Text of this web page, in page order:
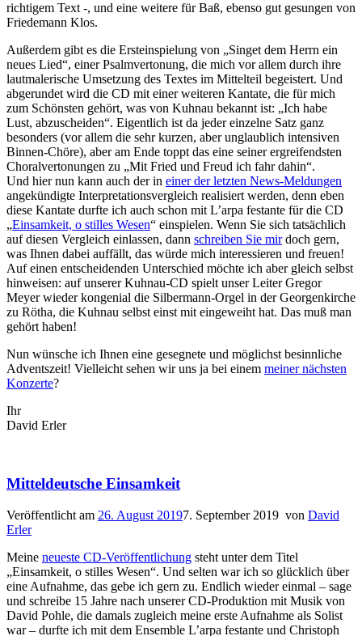
richtigem Text -, und eine weitere für Baß, ebenso gut gesungen von
Friedemann Klos.
Außerdem gibt es die Ersteinspielung von „Singet dem Herrn ein
neues Lied“, einer Psalmvertonung, die mich vor allem durch ihre
lautmalerische Umsetzung des Textes im Mittelteil begeistert. Und
abgerundet wird die CD mit einer weiteren Kantate, die für mich
zum Schönsten gehört, was von Kuhnau bekannt ist: „Ich habe
Lust, abzuscheiden“. Eigentlich ist da jeder einzelne Satz ganz
besonders (vor allem die sehr kurzen, aber unglaublich intensiven
Binnen-Chöre), aber am Ende toppt das eine seiner ergreifendsten
Choralvertonungen zu „Mit Fried und Freud ich fahr dahin“.
Und hier nun kann auch der in einer der letzten News-Meldungen
angekündigte Interpretationsvergleich realisiert werden, denn eben
diese Kantate durfte ich auch schon mit L’arpa festante für die CD
„Einsamkeit, o stilles Wesen“ einspielen. Wenn Sie sich tatsächlich
auf diesen Vergleich einlassen, dann schreiben Sie mirdoch gern,
was Ihnen dabei auffällt, das würde mich interessieren und freuen!
Auf einen entscheidenden Unterschied möchte ich aber gleich selbst
hinweisen: auf unserer Kuhnau-CD spielt unser Leiter Gregor
Meyer wieder kongenial die Silbermann-Orgel in der Georgenkirche
zu Rötha, die Kuhnau selbst einst mit eingeweiht hat. Das muß man
gehört haben!
Nun wünsche ich Ihnen eine gesegnete und möglichst besinnliche
Adventszeit! Vielleicht sehen wir uns ja bei einem meiner nächsten
Konzerte?
Ihr
David Erler
Mitteldeutsche Einsamkeit
Veröffentlicht am 26. August 20197. September 2019 von David
Erler
Meine neueste CD-Veröffentlichung steht unter dem Titel
„Einsamkeit, o stilles Wesen“. Und selten war ich so glücklich über
eine Aufnahme, das gebe ich gern zu. Endlich wieder einmal – sage
und schreibe 15 Jahre nach unserer CD-Produktion mit Musik von
David Pohle, die damals zugleich meine erste Aufnahme als Solist
war – durfte ich mit dem Ensemble L’arpa festante und Christoph